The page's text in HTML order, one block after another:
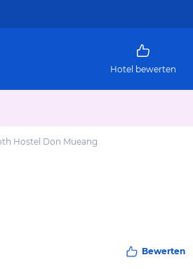
Hotel bewerten
Hostel Don Mueang
Bewerten